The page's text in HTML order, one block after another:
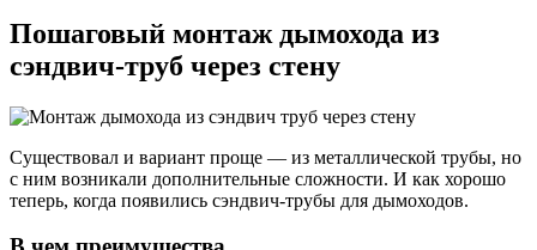
Пошаговый монтаж дымохода из
сэндвич-труб через стену
Существовал и вариант проще — из металлической трубы, но
с ним возникали дополнительные сложности. И как хорошо
теперь, когда появились сэндвич-трубы для дымоходов.